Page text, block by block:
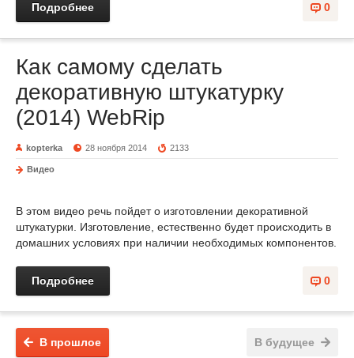
0
Подробнее
Как самому сделать
декоративную штукатурку
(2014) WebRip
kopterka 28 ноября 2014 2133
Видео
В этом видео речь пойдет о изготовлении декоративной
штукатурки. Изготовление, естественно будет происходить в
домашних условиях при наличии необходимых компонентов.
0
Подробнее
В будущее
В прошлое